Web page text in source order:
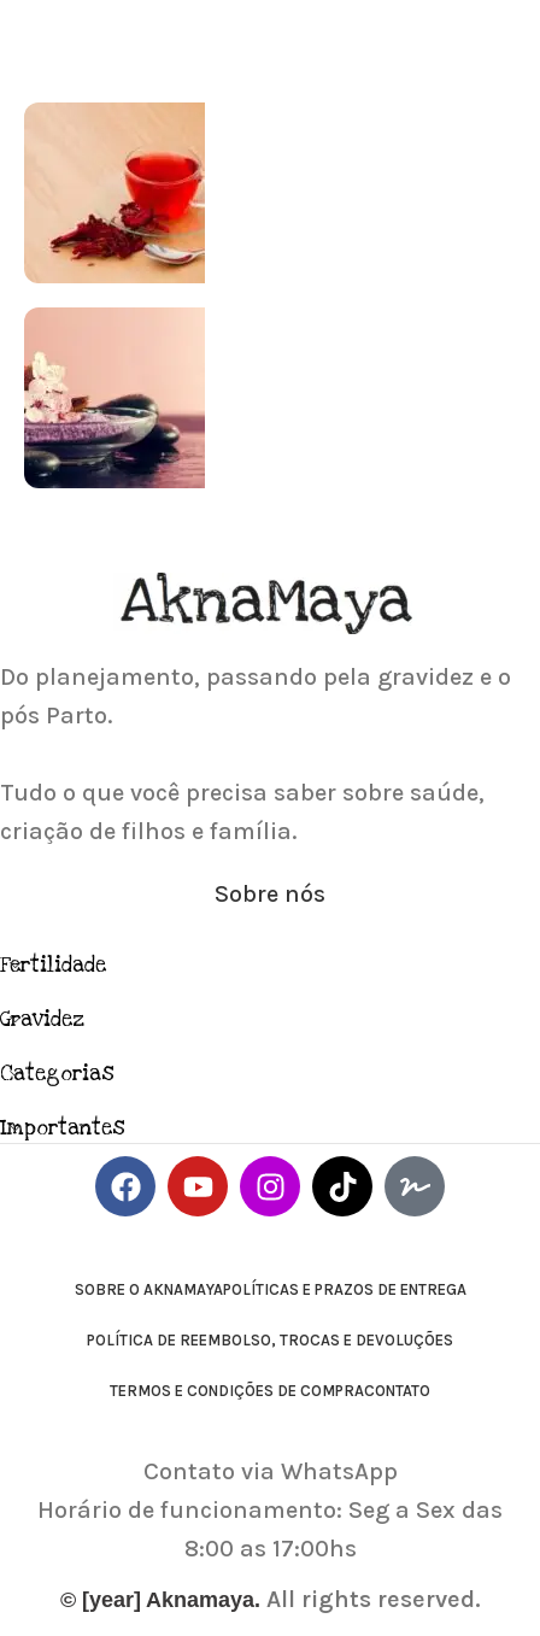
Para antes e depois de engravidar
Saiba Mais
Acupuntura focada para Fertilidade e
Gravidez
Saiba Mais
Do planejamento, passando pela gravidez e o
pós Parto.
Tudo o que você precisa saber sobre saúde,
criação de filhos e família.
Sobre nós
Fertilidade
Gravidez
Categorias
Importantes
SOBRE O AKNAMAYAPOLÍTICAS E PRAZOS DE ENTREGA
POLÍTICA DE REEMBOLSO, TROCAS E DEVOLUÇÕES
TERMOS E CONDIÇÕES DE COMPRACONTATO
Contato via WhatsApp
Horário de funcionamento: Seg a Sex das
8:00 as 17:00hs
© [year] Aknamaya. All rights reserved.